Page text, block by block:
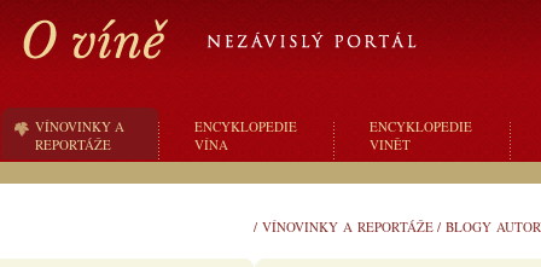
VÍNOVINKY A
REPORTÁŽE
ENCYKLOPEDIE
VÍNA
ENCYKLOPEDIE
VINĚT
/ VÍNOVINKY A REPORTÁŽE / BLOGY